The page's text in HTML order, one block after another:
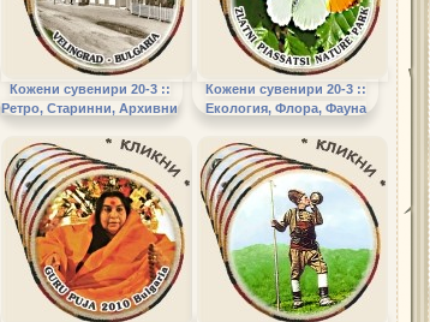
Кожени сувенири 20-3 ::
Ретро, Старинни, Архивни
Кожени сувенири 20-3 ::
Екология, Флора, Фауна